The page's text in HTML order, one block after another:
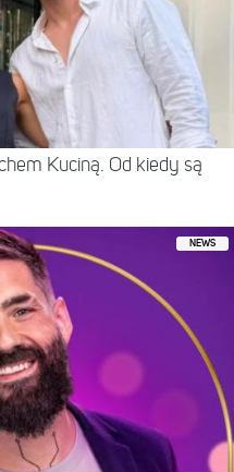
Kuciną. Od kiedy są
NEWS